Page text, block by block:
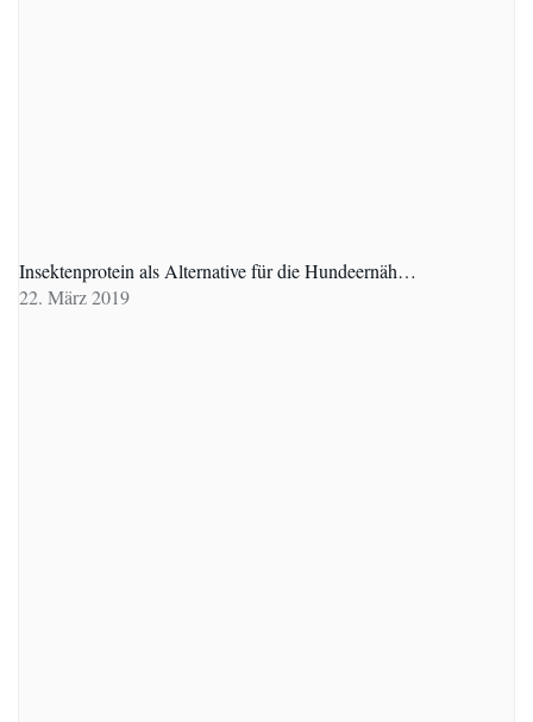
Insektenprotein als Alternative für die Hundeernäh…
22. März 2019